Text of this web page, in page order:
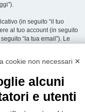
(in seguito “il tuo
al tuo account (in seguito
“la tua email”). Le
email richiesti durante
In tutti i casi,
che hai fornito possano
facoltà di opt-in o opt-out
cookie non necessari ✕
alcuni
e utenti